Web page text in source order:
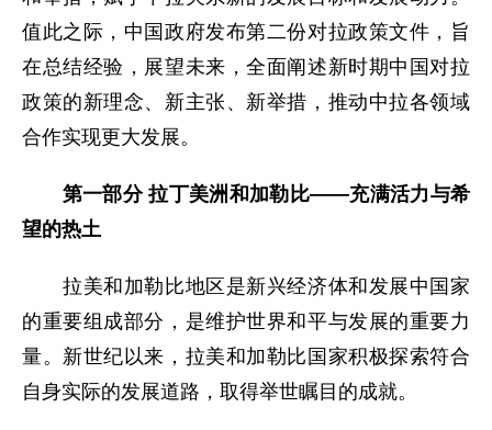
值此之际，中国政府发布第二份对拉政策文件，旨
在总结经验，展望未来，全面阐述新时期中国对拉
政策的新理念、新主张、新举措，推动中拉各领域
合作实现更大发展。
第一部分 拉丁美洲和加勒比——充满活力与希
望的热土
拉美和加勒比地区是新兴经济体和发展中国家
的重要组成部分，是维护世界和平与发展的重要力
量。新世纪以来，拉美和加勒比国家积极探索符合
自身实际的发展道路，取得举世瞩目的成就。